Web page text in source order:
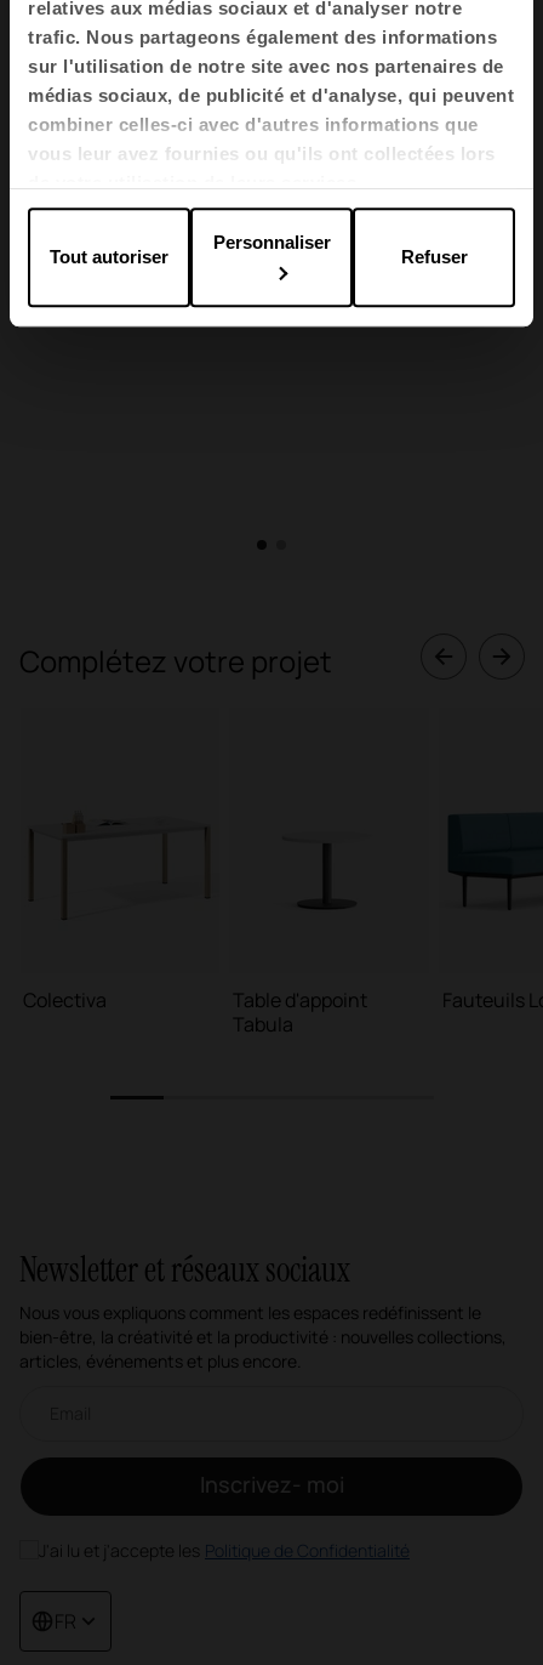
relatives aux médias sociaux et d'analyser notre
trafic. Nous partageons également des informations
sur l'utilisation de notre site avec nos partenaires de
médias sociaux, de publicité et d'analyse, qui peuvent
combiner celles-ci avec d'autres informations que
vous leur avez fournies ou qu'ils ont collectées lors
Tout autoriser
Personnaliser
Refuser
La ligne reconnaissable de l'assise MIT et la
possibilité de combiner jusqu'à cinq couleurs
permettent de créer des espaces au design
frais et moderne où il fait bon collaborer ou
discuter autour d'une tasse de café.
1
Complétez votre projet
Colectiva
Table d'appoint
Tabula
Fauteuils
Newsletter et réseaux sociaux
Nous vous expliquons comment les espaces redéfinissent le
bien-être, la créativité et la productivité : nouvelles collections,
articles, événements et plus encore.
Inscrivez- moi
J'ai lu et j'accepte les Politique de Confidentialité
FR